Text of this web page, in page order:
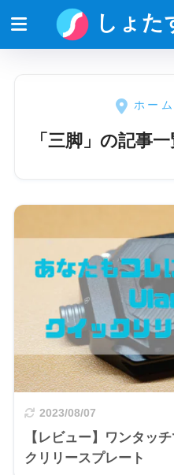
しょた
ホーム
「三脚」の記事
2023/08/07
【レビュー】ワンタッ
クリリースプレート